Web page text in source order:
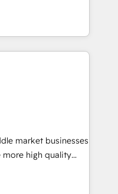
guide as
to be
and change
results. As part of
unite more than
– ready to
the full value of your
implement a
a partner who
market businesses
more high quality
cloud,
to drive sales